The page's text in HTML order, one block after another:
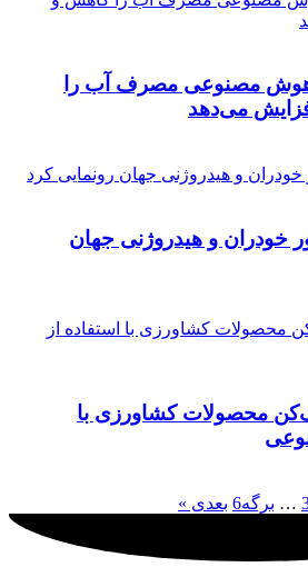
هوش مصنوعی مصرف آب را
می‌دهد
خودران و هیدروژنی جهان
محصولات کشاورزی با
… برگه6 بعدی »